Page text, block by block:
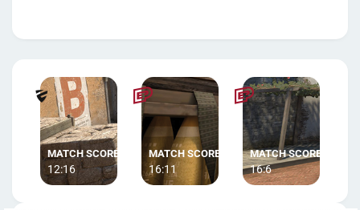
12:16 16:11 16:6